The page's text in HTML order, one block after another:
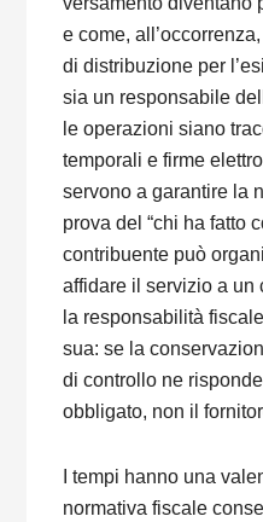
e come,
di distribuzione per
sia un responsabile
le operazioni siano
temporali e firme
servono a garantire la
prova del “chi ha fatto
contribuente può
affidare il servizio a un
la responsabilità
sua: se la
di controllo ne
obbligato, non il
I tempi hanno una
normativa fiscale